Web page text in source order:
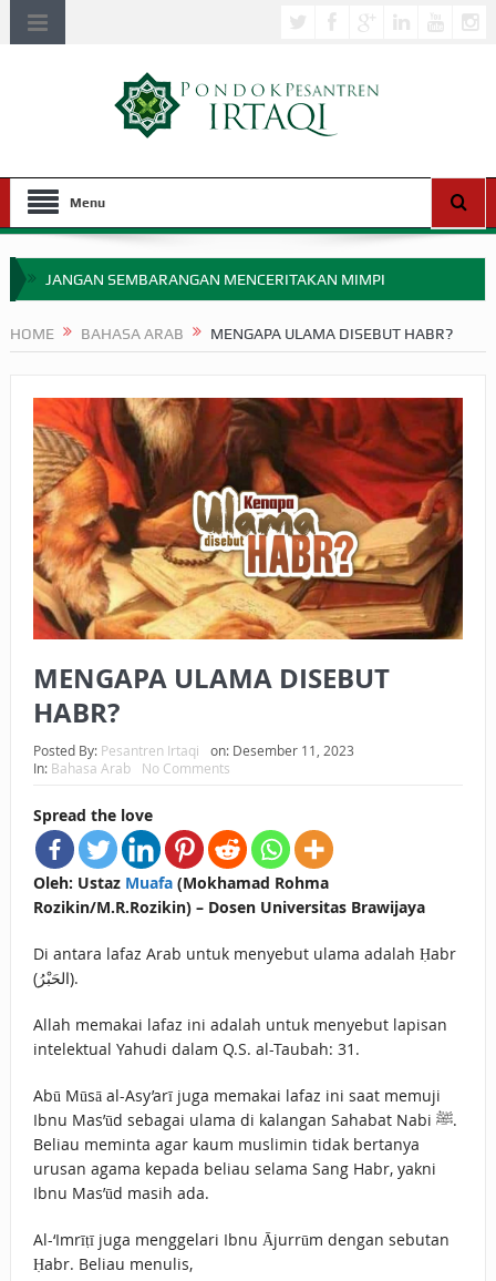
Menu
JANGAN SEMBARANGAN MENCERITAKAN MIMPI
APA HUKUM MEMPERCEPAT PEMBAYARAN ZAKAT
SEBELUM TIBA SAAT WAJIB?
HAKIKAT NIKMAT DI DUNIA!
BAGAIMANA CARA MEMBAYAR ZAKAT UANG?
UANG HARAM BISA MENJADI HALAL JIKA SEBAB
KEPEMILIKANNYA BERUBAH
BAHASA CINTA KARENA ALLAH
HUKUM MEMBAYAR ZAKAT DENGAN CARA MENGANGSUR
HOME BAHASA ARAB MENGAPA ULAMA DISEBUT HABR?
MENGAPA ULAMA DISEBUT
HABR?
Posted By: Pesantren Irtaqi on: Desember 11, 2023
In: Bahasa Arab No Comments
Spread the love
Oleh: Ustaz Muafa(Mokhamad Rohma
Rozikin/M.R.Rozikin) – Dosen Universitas Brawijaya
Di antara lafaz Arab untuk menyebut ulama adalah Ḥabr
(الحَبْرُ).
Allah memakai lafaz ini adalah untuk menyebut lapisan
intelektual Yahudi dalam Q.S. al-Taubah: 31.
Abū Mūsā al-Asy’arī juga memakai lafaz ini saat memuji
Ibnu Mas’ūd sebagai ulama di kalangan Sahabat Nabi ﷺ.
Beliau meminta agar kaum muslimin tidak bertanya
urusan agama kepada beliau selama Sang Habr, yakni
Ibnu Mas’ūd masih ada.
Al-‘Imrīṭī juga menggelari Ibnu Ājurrūm dengan sebutan
Ḥabr. Beliau menulis,